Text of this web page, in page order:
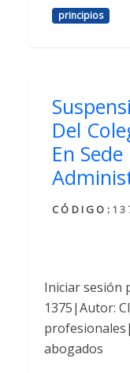
principios
Del
En
CÓDIGO:
Iniciar sesión
1375|Autor:
abogados